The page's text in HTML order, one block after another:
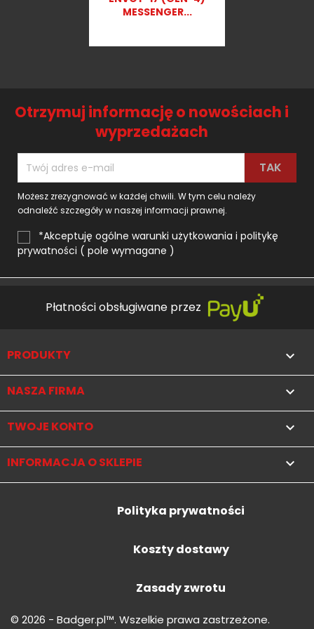
MESSENGER...
Otrzymuj informację o nowościach i
wyprzedażach
Możesz zrezygnować w każdej chwili. W tym celu należy
odnaleźć szczegóły w naszej informacji prawnej.
*Akceptuję ogólne warunki użytkowania i politykę
prywatności ( pole wymagane )
Płatności obsługiwane przez
PRODUKTY 
NASZA FIRMA 
TWOJE KONTO 
INFORMACJA O SKLEPIE keyboard_arrow_down
Polityka prywatności
Koszty dostawy
Zasady zwrotu
© 2026 - Badger.pl™. Wszelkie prawa zastrzeżone.